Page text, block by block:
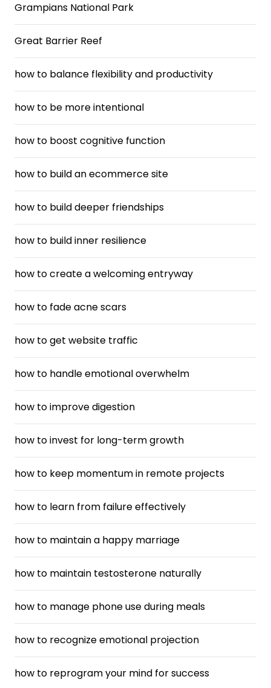
Grampians National Park
Great Barrier Reef
how to balance flexibility and productivity
how to be more intentional
how to boost cognitive function
how to build an ecommerce site
how to build deeper friendships
how to build inner resilience
how to create a welcoming entryway
how to fade acne scars
how to get website traffic
how to handle emotional overwhelm
how to improve digestion
how to invest for long-term growth
how to keep momentum in remote projects
how to learn from failure effectively
how to maintain a happy marriage
how to maintain testosterone naturally
how to manage phone use during meals
how to recognize emotional projection
how to reprogram your mind for success